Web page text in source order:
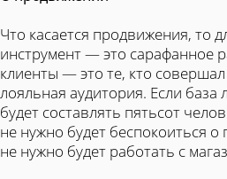
Что касается продвижения, то
инструмент — это сарафанное
клиенты — это те, кто
лояльная аудитория. Если база
будет составлять пятьсот
не нужно будет беспокоиться о
не нужно будет работать с